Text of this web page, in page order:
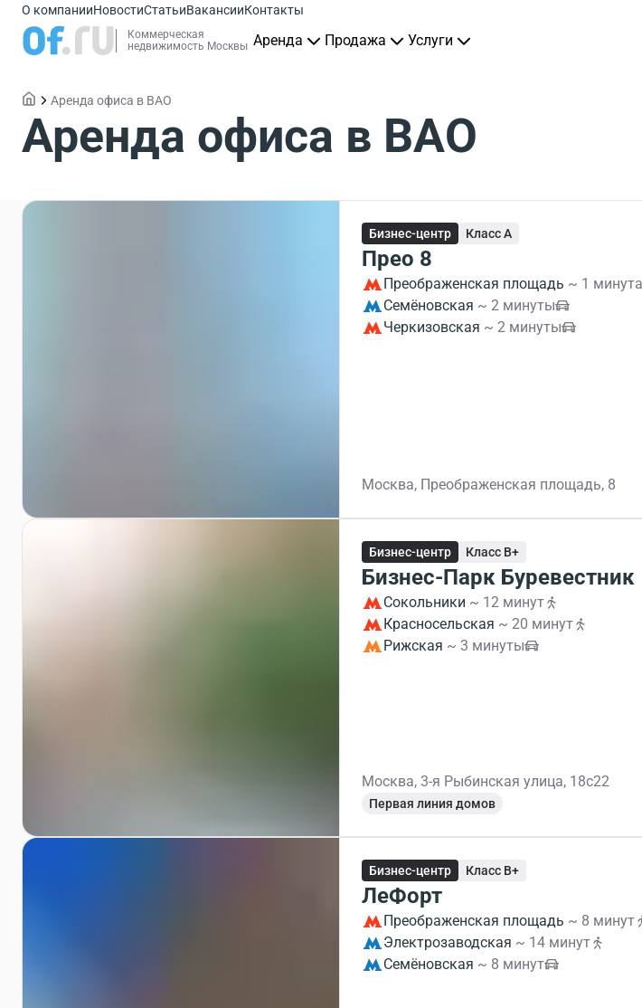
О компанииНовостиСтатьиВакансииКонтакты
Коммерческая
недвижимость Москвы Аренда Продажа Услуги
Аренда офиса в ВАО
Аренда офиса в ВАО
Бизнес-центр Класс A
Прео 8
Преображенская площадь ~ 1 минута
Семёновская ~ 2 минуты
Черкизовская ~ 2 минуты
Москва, Преображенская площадь, 8
Бизнес-центр Класс B+
Бизнес-Парк Буревестник
Сокольники ~ 12 минут
Красносельская ~ 20 минут
Рижская ~ 3 минуты
Москва, 3-я Рыбинская улица, 18с22
Первая линия домов
Бизнес-центр Класс B+
ЛеФорт
Преображенская площадь ~ 8 минут
Электрозаводская ~ 14 минут
Семёновская ~ 8 минут